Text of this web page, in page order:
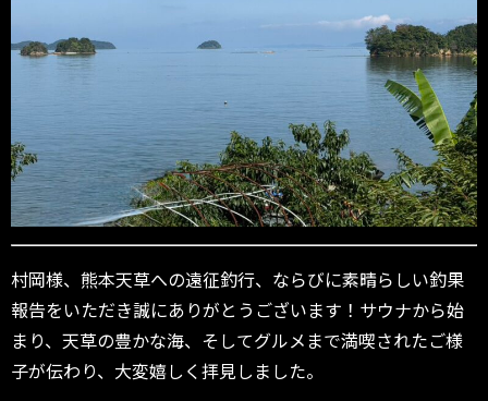
村岡様、熊本天草への遠征釣行、ならびに素晴らしい釣果
報告をいただき誠にありがとうございます！サウナから始
まり、天草の豊かな海、そしてグルメまで満喫されたご様
子が伝わり、大変嬉しく拝見しました。